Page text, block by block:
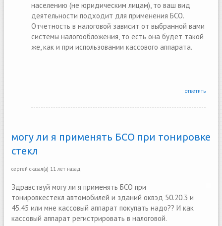
населению (не юридическим лицам), то ваш вид
деятельности подходит для применения БСО.
Отчетность в налоговой зависит от выбранной вами
системы налогообложения, то есть она будет такой
же, как и при использовании кассового аппарата.
ответить
могу ли я применять БСО при тонировке
стекл
сергей сказал(а) 11 лет назад
Здравствуй могу ли я применять БСО при
тонировкестекл автомобилей и зданий оквэд 50.20.3 и
45.45 или мне кассовый аппарат покупать надо?? И как
кассовый аппарат регистрировать в налоговой.